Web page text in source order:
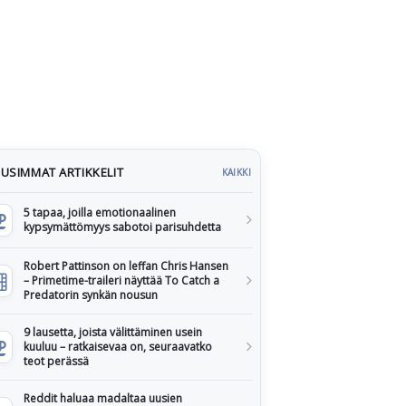
ARTIKKELIT KAIKKI
5 tapaa, joilla emotionaalinen
kypsymättömyys sabotoi parisuhdetta
Robert Pattinson on leffan Chris Hansen
– Primetime-traileri näyttää To Catch a
Predatorin synkän nousun
9 lausetta, joista välittäminen usein
kuuluu – ratkaisevaa on, seuraavatko
teot perässä
Reddit haluaa madaltaa uusien